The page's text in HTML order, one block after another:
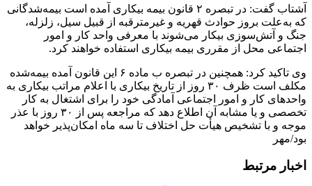
آشتاب گفت: در تبصره ۲ قانون بیمه بیکاری آمده است بیمه‌شدگانی
که به‌علت بروز حوادث قهریه و غیرمترقبه از قبیل سیل، زلزله،
جنگ و آتش‌سوزی بیکار می‌شوند با معرفی واحد کار و امور
اجتماعی محل از مقرری بیمه بیکاری استفاده خواهند کرد.
وی تاکید کرد: همچنین در تبصره ب ماده ۶ این قانون آمده بیمه‌شده
مکلف است ظرف ۳۰ روز از تاریخ بیکاری با اعلام مراتب بیکاری به
واحدهای کار و امور اجتماعی آمادگی خود را برای اشتغال به کار
تخصصی و یا مشابه آن اطلاع دهد که مراجعه پس از ۳۰ روز با عذر
موجه و با تشخیص هیأت حل اختلاف تا سه ماه امکان‌پذیر خواهد
بود/مهر
اخبار مرتبط